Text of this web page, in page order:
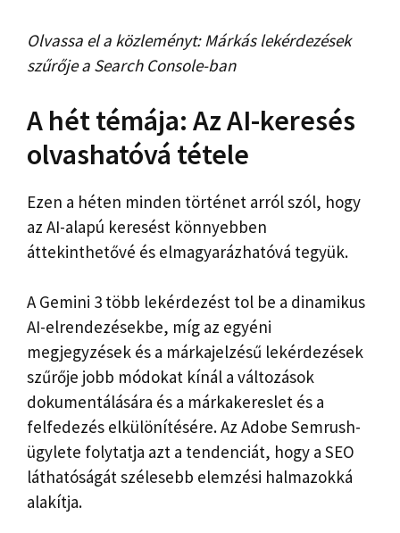
Olvassa el a közleményt: Márkás lekérdezések
szűrője a Search Console-ban
A hét témája: Az AI-keresés
olvashatóvá tétele
Ezen a héten minden történet arról szól, hogy
az AI-alapú keresést könnyebben
áttekinthetővé és elmagyarázhatóvá tegyük.
A Gemini 3 több lekérdezést tol be a dinamikus
AI-elrendezésekbe, míg az egyéni
megjegyzések és a márkajelzésű lekérdezések
szűrője jobb módokat kínál a változások
dokumentálására és a márkakereslet és a
felfedezés elkülönítésére. Az Adobe Semrush-
ügylete folytatja azt a tendenciát, hogy a SEO
láthatóságát szélesebb elemzési halmazokká
alakítja.